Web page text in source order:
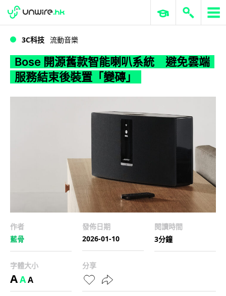
WWDC 2026 ERP 與商業 AI
3C科技 流動音樂
Bose 開源舊款智能喇叭系統 避免雲端
服務結束後裝置「變磚」
作者
藍骨
發佈日期
2026-01-10
閱讀時間
3分鐘
字體大小
AAA
分享